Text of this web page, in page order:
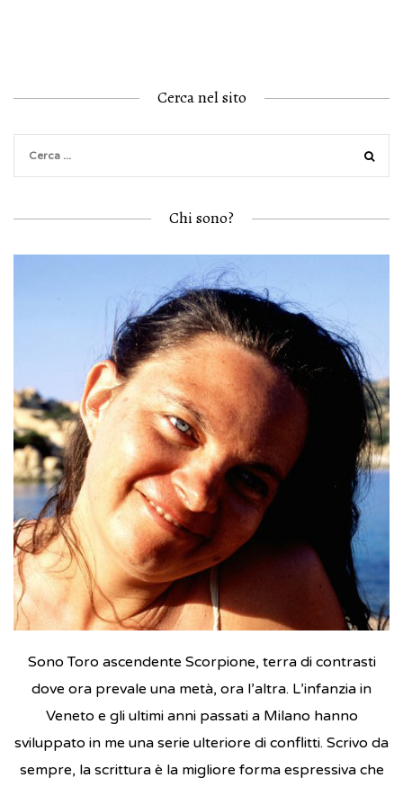
Cerca nel sito
Chi sono?
Sono Toro ascendente Scorpione, terra di contrasti
dove ora prevale una metà, ora l’altra. L’infanzia in
Veneto e gli ultimi anni passati a Milano hanno
sviluppato in me una serie ulteriore di conflitti. Scrivo da
sempre, la scrittura è la migliore forma espressiva che